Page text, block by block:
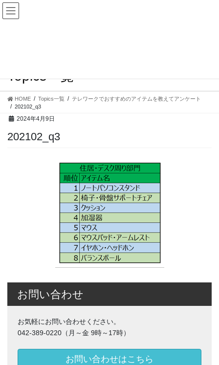
コ
ン
プ
ナ
ビ
動
Topics一覧
HOME Topics一覧
テレワークでおすすめのアイテムを教えてアンケート
202102_q3
2024年4月9日
202102_q3
お問い合わせ
お気軽にお問い合わせください。
042-389-0220（月～金 9時～17時）
お問い合わせはこちら